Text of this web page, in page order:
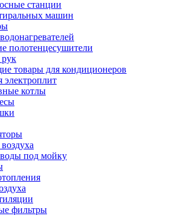
станции
машин
полотенцесушители
товары для кондиционеров
котлы
под мойку
фильтры